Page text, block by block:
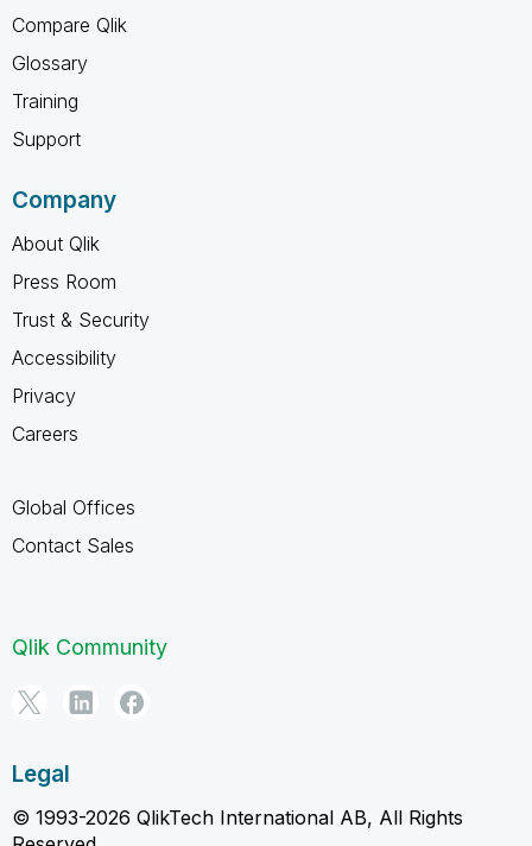
Compare Qlik
Glossary
Training
Support
Company
About Qlik
Press Room
Trust & Security
Accessibility
Privacy
Careers
Global Offices
Contact Sales
Qlik Community
Legal
© 1993-2026 QlikTech International AB, All Rights